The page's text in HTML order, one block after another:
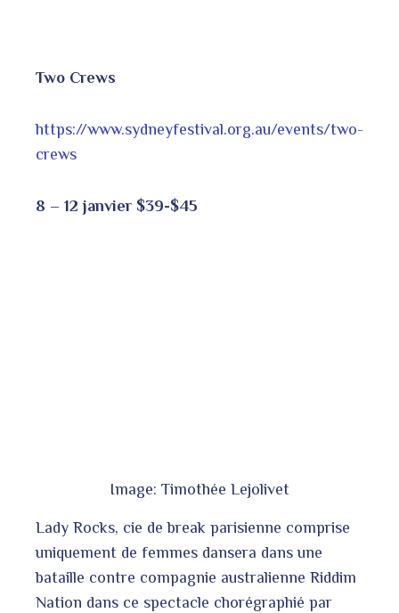
Two Crews
https://www.sydneyfestival.org.au/events/two-
crews
8 – 12 janvier $39-$45
Image: Timothée Lejolivet
Lady Rocks, cie de break parisienne comprise
uniquement de femmes dansera dans une
bataille contre compagnie australienne Riddim
Nation dans ce spectacle chorégraphié par